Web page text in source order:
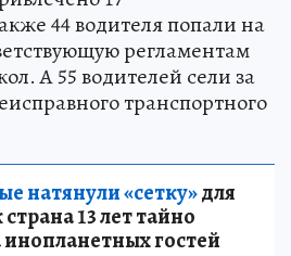
44 водителя попали на
регламентам
А 55 водителей сели за
транспортного
натянули «сетку»для
13 лет тайно
инопланетных гостей